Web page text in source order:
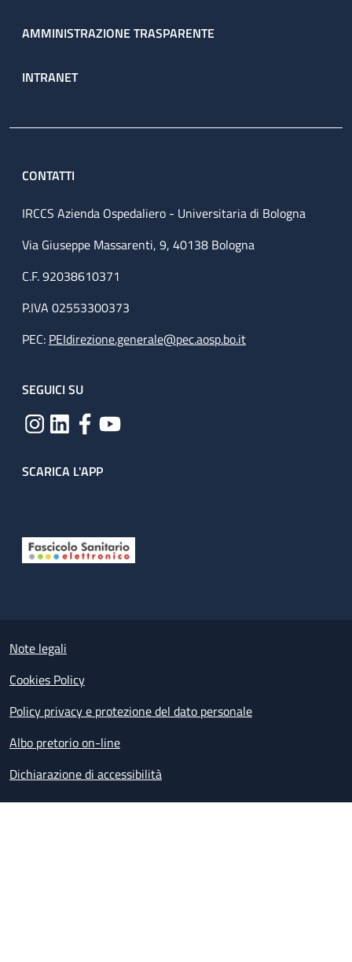
AMMINISTRAZIONE TRASPARENTE
INTRANET
CONTATTI
IRCCS Azienda Ospedaliero - Universitaria di Bologna
Via Giuseppe Massarenti, 9, 40138 Bologna
C.F. 92038610371
P.IVA 02553300373
PEC: PEIdirezione.generale@pec.aosp.bo.it
SEGUICI SU
SCARICA L'APP
Small prints
Note legali
Cookies Policy
Policy privacy e protezione del dato personale
Albo pretorio on-line
Dichiarazione di accessibilità